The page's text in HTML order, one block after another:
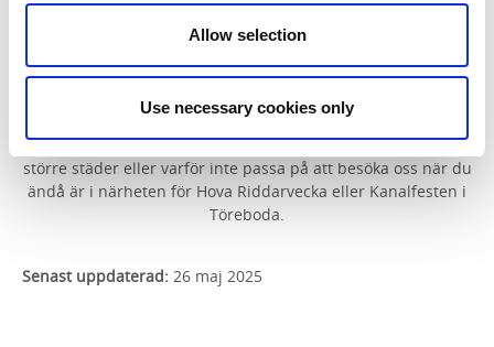
Allow selection
Use necessary cookies only
Här finns vi
Getryggens aktivitetspark ligger på idrottsområdet Movallen i
Hova, Gullspångs kommun och drivs av föreningen Hova IF. Hova
hittar du längs med E20, mitt emellan Laxå och Mariestad och
mellan Skövde, Örebro och Karlstad. Hit når du snabbt från flera
större städer eller varför inte passa på att besöka oss när du
ändå är i närheten för Hova Riddarvecka eller Kanalfesten i
Töreboda.
Senast uppdaterad: 26 maj 2025